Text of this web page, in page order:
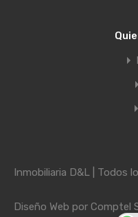
Inmobiliaria D&L | Todos
Diseño Web por Comptel